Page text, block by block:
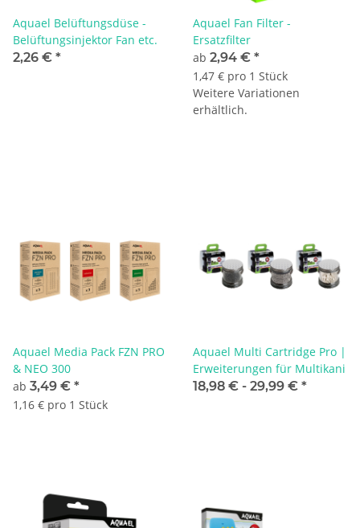
Aquael Belüftungsdüse -
Belüftungsinjektor Fan etc.
2,26 € *
Aquael Fan Filter -
Ersatzfilter
ab 2,94 € *
1,47 € pro 1 Stück
Weitere Variationen
erhältlich.
Aquael Media Pack FZN PRO
& NEO 300
ab 3,49 € *
1,16 € pro 1 Stück
Aquael Multi Cartridge Pro |
Erweiterungen für Multikani
18,98 € - 29,99 € *